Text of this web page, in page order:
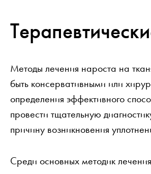
Методы лечения нароста на
быть консервативными или
определения эффективного
провести тщательную
причину возникновения
Среди основных методик